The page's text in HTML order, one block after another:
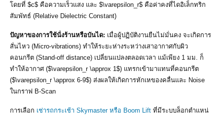
โดยที่ $c$ คือความเร็วแสง และ $\varepsilon_r$ คือค่าคงที่ไดอิเล็กทริก
สัมพัทธ์ (Relative Dielectric Constant)
ปัญหาของการใช้นั่งร้านหรือบันได: เมื่อผู้ปฏิบัติงานยืนไม่มั่นคง จะเกิดการ
สั่นไหว (Micro-vibrations) ทำให้ระยะห่างระหว่างเสาอากาศกับผิว
คอนกรีต (Stand-off distance) เปลี่ยนแปลงตลอดเวลา แม้เพียง 1 มม. ก็
ทำให้อากาศ ($\varepsilon_r \approx 1$) แทรกเข้ามาแทนที่คอนกรีต
($\varepsilon_r \approx 6-9$) ส่งผลให้เกิดการหักเหของคลื่นและ Noise
ในกราฟ B-Scan
การเลือก เช่ารถกระเช้า Skymaster หรือ Boom Lift ที่มีระบบล็อกตำแหน่